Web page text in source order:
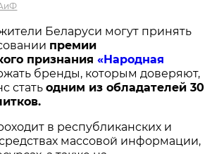
Беларуси могут принять
премии
признания«Народная
бренды, которым доверяют,
статьодним из обладателей 30
в республиканских и
массовой информации,